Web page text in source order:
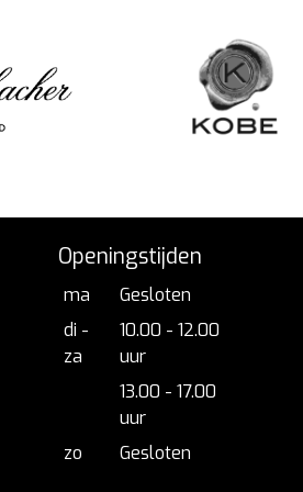
Openingstijden
ma
Gesloten
di -
za
10.00 - 12.00
uur
13.00 - 17.00
uur
zo
Gesloten